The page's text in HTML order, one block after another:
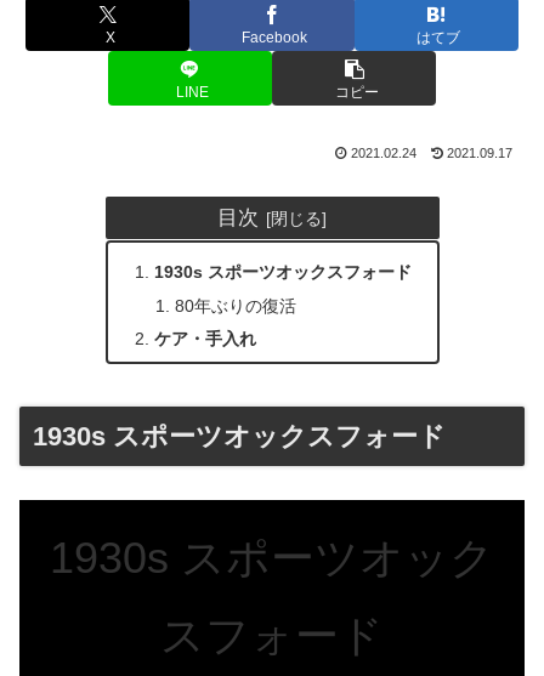
X Facebook はてブ
LINE コピー
2021.02.24 2021.09.17
目次
1930s スポーツオックスフォード
80年ぶりの復活
ケア・手入れ
1930s スポーツオックスフォード
1930s スポーツオック
スフォード